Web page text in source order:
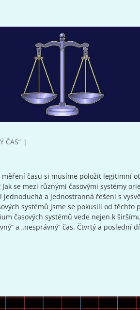
ČAS”
času si musíme položit legitimní
se mezi různými časovými systémy
a jednostranná řešení s
systémů jsme se pokusili od těchto
časových systémů vede nejen k
a „nesprávný“ čas. Čtvrtý a poslední